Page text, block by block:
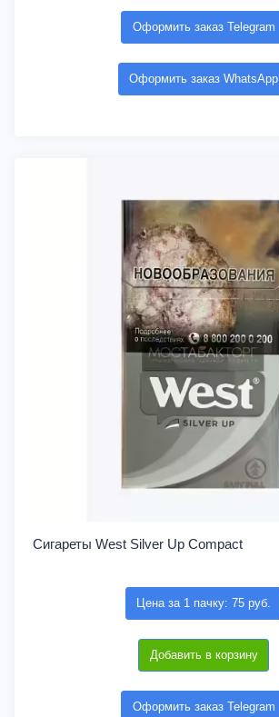
Оформить заказ Telegram
Оформить заказ WhatsApp
Сигареты West Silver Up Compact
Цена за 1 пачку: 75 руб.
Добавить в корзину
Оформить заказ Telegram